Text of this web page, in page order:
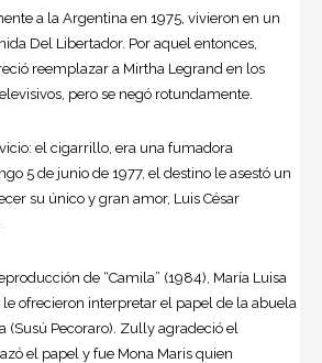
a la Argentina en 1975, vivieron en un
Del Libertador. Por aquel entonces,
reemplazar a Mirtha Legrand en los
pero se negó rotundamente.
el cigarrillo, era una fumadora
5 de junio de 1977, el destino le asestó un
su único y gran amor, Luis César
de “Camila” (1984), María Luisa
ofrecieron interpretar el papel de la abuela
(Susú Pecoraro). Zully agradeció el
el papel y fue Mona Maris quien